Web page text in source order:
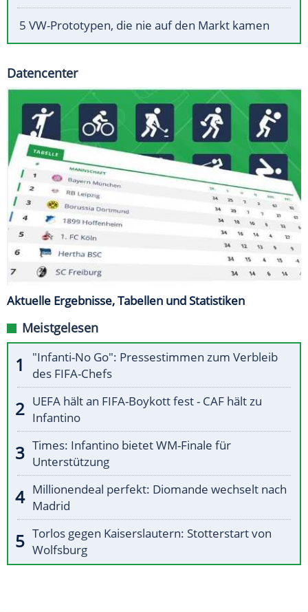
5 VW-Prototypen, die nie auf den Markt kamen
Datencenter
Aktuelle Ergebnisse, Tabellen und Statistiken
Meistgelesen
"Infanti-No Go": Pressestimmen zum Verbleib
des FIFA-Chefs
UEFA hält an FIFA-Boykott fest - CAF hält zu
Infantino
Times: Infantino bietet WM-Finale für
Unterstützung
Millionendeal perfekt: Diomande wechselt nach
Madrid
Torlos gegen Kaiserslautern: Stotterstart von
Wolfsburg